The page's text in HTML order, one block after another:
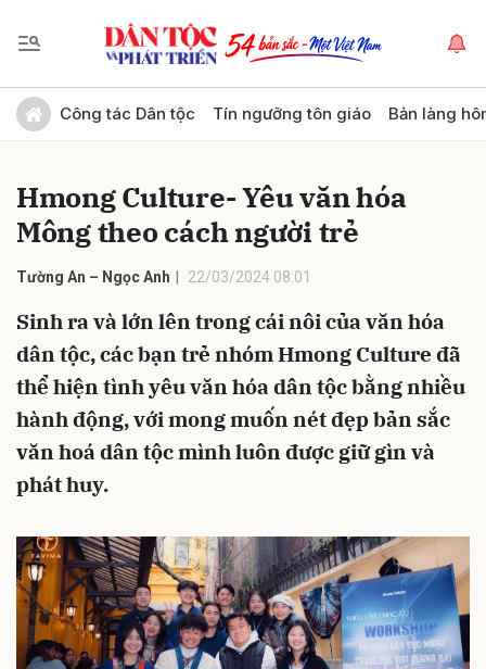
Công tác Dân tộc Tín ngưỡng tôn giáo Bản làng
Hmong Culture- Yêu văn hóa
Mông theo cách người trẻ
Tường An – Ngọc Anh 22/03/2024 08:01
Sinh ra và lớn lên trong cái nôi của văn hóa
dân tộc, các bạn trẻ nhóm Hmong Culture đã
thể hiện tình yêu văn hóa dân tộc bằng nhiều
hành động, với mong muốn nét đẹp bản sắc
văn hoá dân tộc mình luôn được giữ gìn và
phát huy.
Gửi bình luận
Hủy Gửi